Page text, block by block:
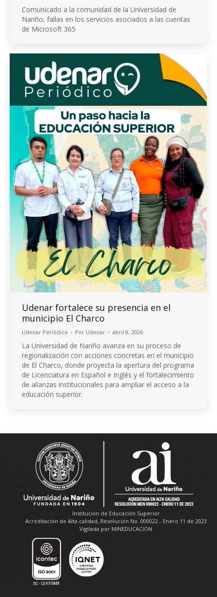
Comunicado a la comunidad de la Universidad de
Nariño, fallas en los servicios asociados a las cuentas
de Microsoft 365
Udenar fortalece su presencia en el
municipio El Charco
Udenar Periódico Por Udenar abril 8, 2026
La Universidad de Nariño avanza en su proceso de
regionalización con acciones concretas en el municipio
de El Charco, donde proyecta la apertura del programa
de Licenciatura en Español e Inglés y el fortalecimiento
de alianzas institucionales para ampliar el acceso a la
educación superior.
Institución de Educación Superior
Acreditación de Alta calidad, Resolución No. 000022 - Enero 11 de 2023
Vigilada por MINEDUCACIÓN